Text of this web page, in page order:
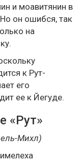
и моавитянин в
он ошибся, так
на
к Рут-
его
ее к Йегуде.
«Рут»
Михл)